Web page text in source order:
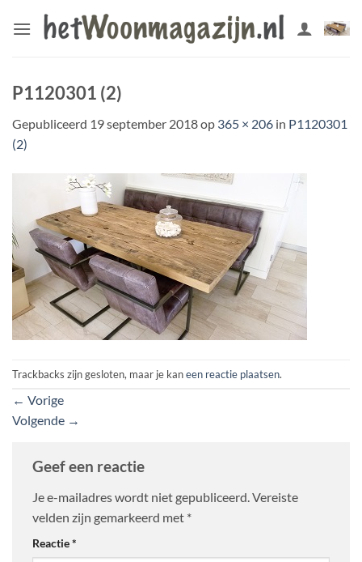
naar
P1120301 (2)
Gepubliceerd 19 september 2018op 365 × 206 in P1120301
(2)
Trackbacks zijn gesloten, maar je kaneen reactie plaatsen.
← Vorige
Volgende →
Geef een reactie
Je e-mailadres wordt niet gepubliceerd.Vereiste
velden zijn gemarkeerd met *
Reactie*